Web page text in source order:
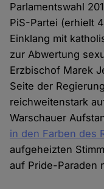
Parlamentswahl
PiS-Partei (erhielt
Einklang mit
zur Abwertung
Erzbischof Marek
Seite der
reichweitenstark
Warschauer
in den Farben des
aufgeheizten
auf Pride-Paraden